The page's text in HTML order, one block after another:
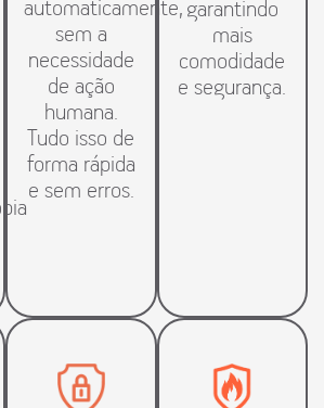
automaticamente,
sem a
necessidade
de ação
humana.
Tudo isso de
forma rápida
e sem erros.
garantindo
mais
comodidade
e segurança.